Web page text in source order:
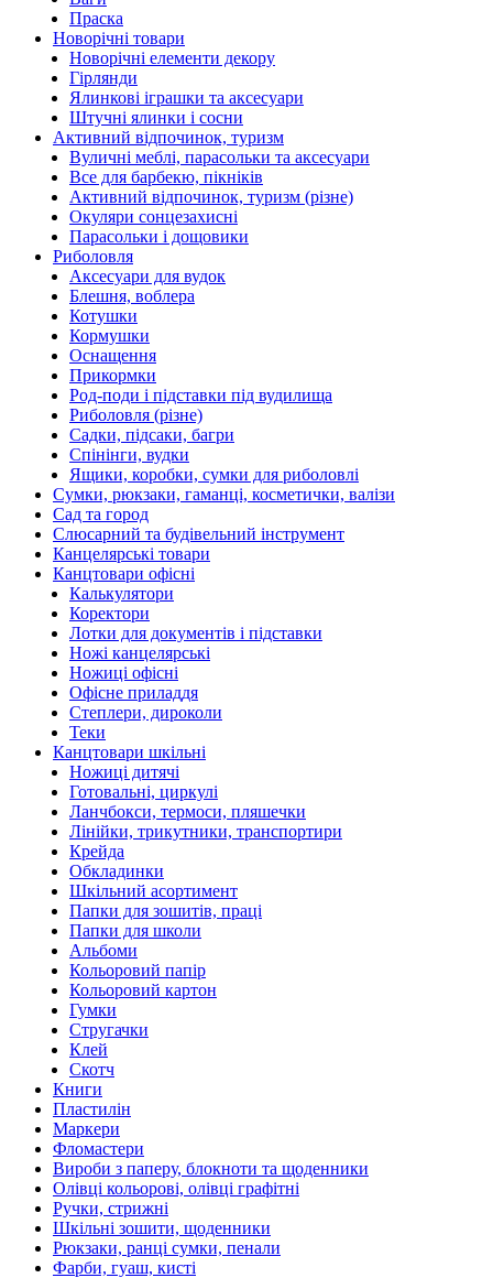
Праска
Новорічні товари
Новорічні елементи декору
Гірлянди
Ялинкові іграшки та аксесуари
Штучні ялинки і сосни
Активний відпочинок, туризм
Вуличні меблі, парасольки та аксесуари
Все для барбекю, пікніків
Активний відпочинок, туризм (різне)
Окуляри сонцезахисні
Парасольки і дощовики
Риболовля
Аксесуари для вудок
Блешня, воблера
Котушки
Кормушки
Оснащення
Прикормки
Род-поди і підставки під вудилища
Риболовля (різне)
Садки, підсаки, багри
Спінінги, вудки
Ящики, коробки, сумки для риболовлі
Сумки, рюкзаки, гаманці, косметички, валізи
Сад та город
Слюсарний та будівельний інструмент
Канцелярські товари
Канцтовари офісні
Калькулятори
Коректори
Лотки для документів і підставки
Ножі канцелярські
Ножиці офісні
Офісне приладдя
Степлери, дироколи
Теки
Канцтовари шкільні
Ножиці дитячі
Готовальні, циркулі
Ланчбокси, термоси, пляшечки
Лінійки, трикутники, транспортири
Крейда
Обкладинки
Шкільний асортимент
Папки для зошитів, праці
Папки для школи
Альбоми
Кольоровий папір
Кольоровий картон
Гумки
Стругачки
Клей
Скотч
Книги
Пластилін
Маркери
Фломастери
Вироби з паперу, блокноти та щоденники
Олівці кольорові, олівці графітні
Ручки, стрижні
Шкільні зошити, щоденники
Рюкзаки, ранці сумки, пенали
Фарби, гуаш, кисті